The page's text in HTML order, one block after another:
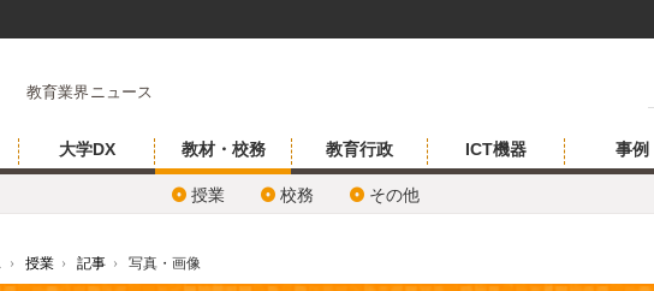
教育業界ニュース
大学DX 教材・校務
授業 校務 その他
教育行政 ICT機器 事例
› 授業 › 記事 › 写真・画像